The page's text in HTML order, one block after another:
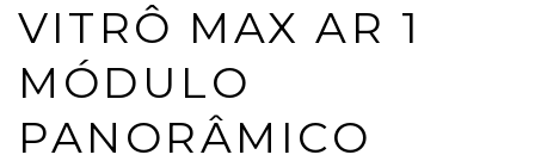
VITRÔ MAX AR 1
MÓDULO
PANORÂMICO